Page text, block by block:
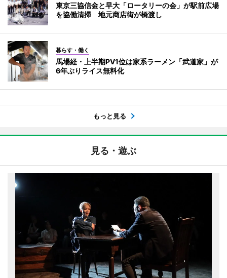
東京三協信金と早大「ロータリーの会」が駅前広場
を協働清掃 地元商店街が橋渡し
暮らす・働く
馬場経・上半期PV1位は家系ラーメン「武道家」が
6年ぶりライス無料化
もっと見る
見る・遊ぶ